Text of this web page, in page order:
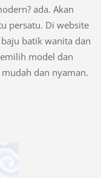
ada. Akan
persatu. Di website
batik wanita dan
model dan
dan nyaman.